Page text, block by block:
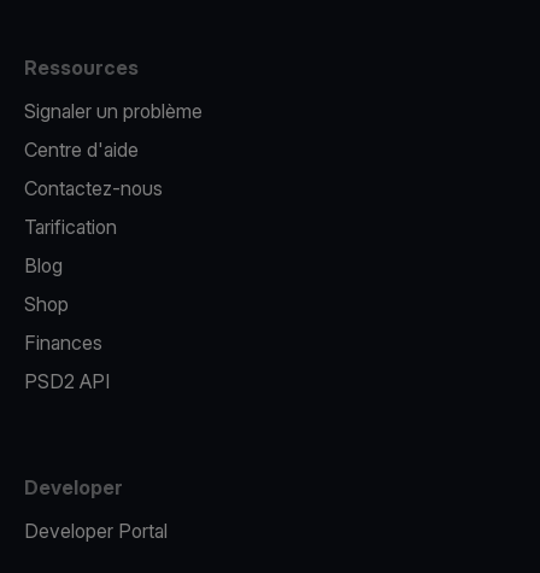
Ressources
Signaler un problème
Centre d'aide
Contactez-nous
Tarification
Blog
Shop
Finances
PSD2 API
Developer
Developer Portal